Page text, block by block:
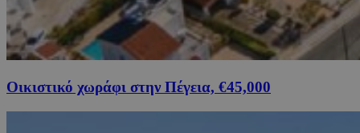
Οικιστικό χωράφι στην Πέγεια, €45,000